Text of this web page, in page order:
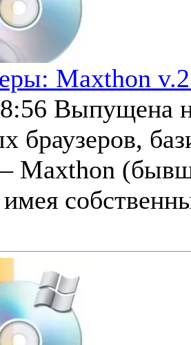
Maxthon
Выпущена
браузеров,
Maxthon